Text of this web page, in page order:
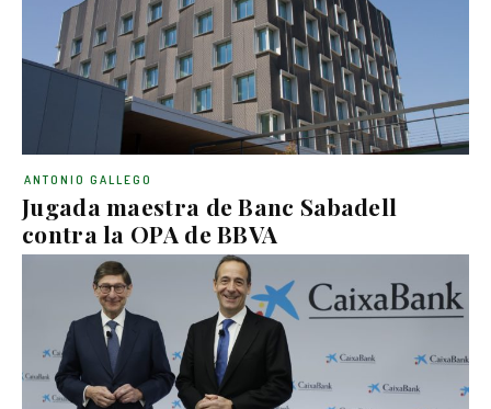
Jugada maestra de Banc Sabadell
contra la OPA de BBVA
ANTONIO GALLEGO